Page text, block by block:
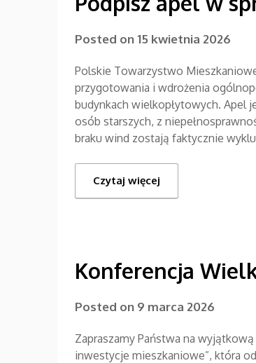
Posted on 15 kwietnia 2026
Polskie Towarzystwo
przygotowania i wdrożenia
budynkach wielkopłytowych. Apel
osób starszych, z
braku wind zostają faktycznie
Czytaj więcej
Konferencja
Posted on 9 marca 2026
Zapraszamy Państwa na
inwestycje mieszkaniowe”, która